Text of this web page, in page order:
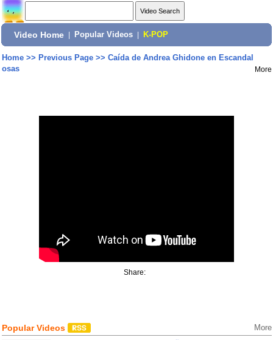
Video Home Popular Videos K-POP
Home>> Previous Page>> Caída de Andrea Ghidone en Escandal
osas
More
Share:
Popular Videos More